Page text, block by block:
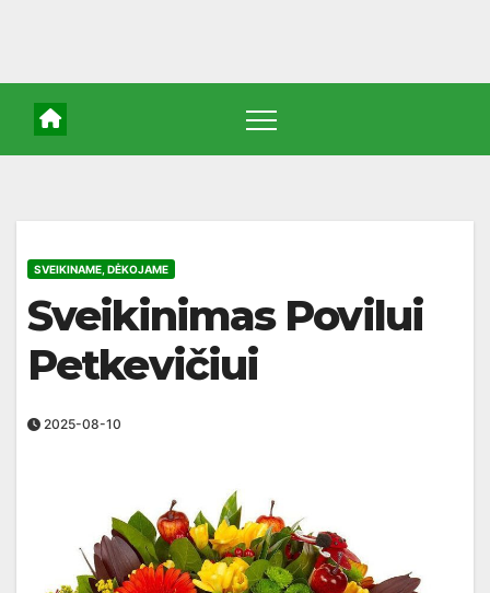
SVEIKINAME, DĖKOJAME
Sveikinimas Povilui
Petkevičiui
2025-08-10